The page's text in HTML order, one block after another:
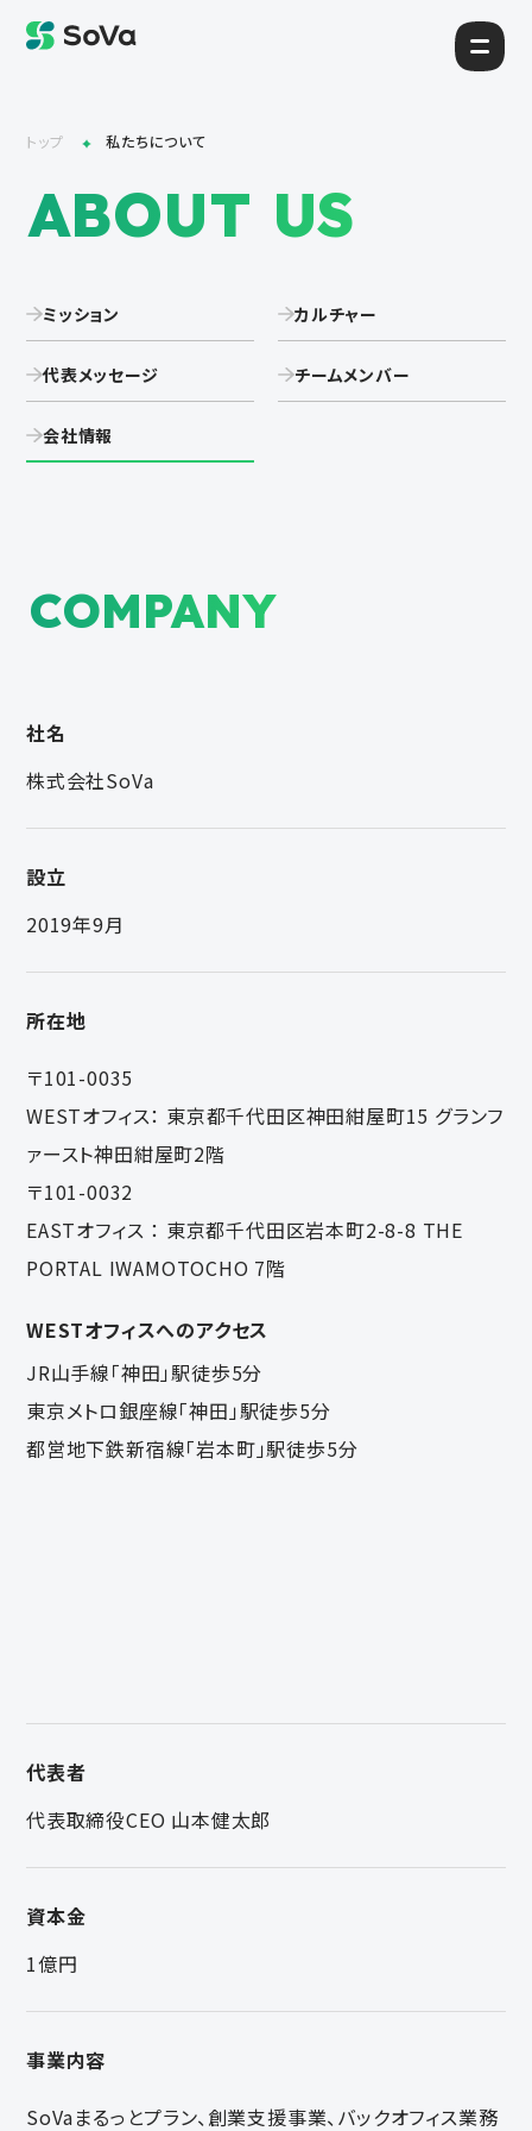
ABOUT US
トップ 私たちについて
ミッション カルチャー
代表メッセージ チームメンバー
会社情報
COMPANY
社名
株式会社SoVa
設立
2019年9月
所在地
〒101-0035
WESTオフィス： 東京都千代田区神田紺屋町15 グランフ
ァースト神田紺屋町2階
〒101-0032
EASTオフィス ： 東京都千代田区岩本町2-8-8 THE
PORTAL IWAMOTOCHO 7階
WESTオフィスへのアクセス
JR山手線「神田」駅徒歩5分
東京メトロ銀座線「神田」駅徒歩5分
都営地下鉄新宿線「岩本町」駅徒歩5分
代表者
代表取締役CEO 山本健太郎
資本金
1億円
事業内容
SoVaまるっとプラン、創業支援事業、バックオフィス業務